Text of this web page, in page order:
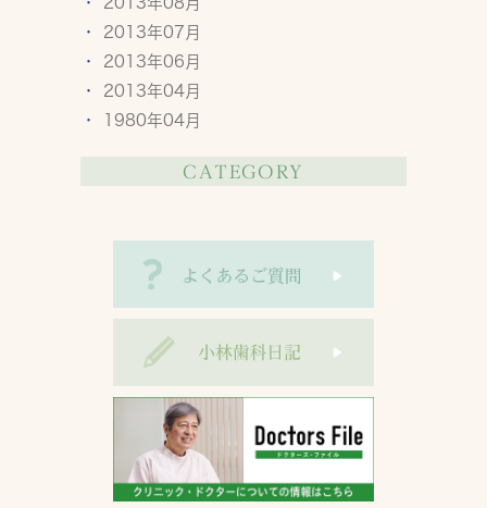
2013年07月
2013年06月
2013年04月
1980年04月
CATEGORY